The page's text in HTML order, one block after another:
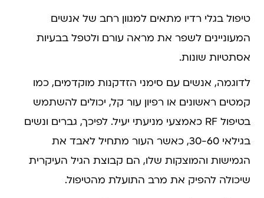
טיפול בגלי רדיו מתאים למגוון רחב של אנשים
המעוניינים לשפר את מראה עורם ולטפל בבעיות
אסתטיות שונות.
לדוגמה, אנשים עם סימני הזדקנות מוקדמים, כמו
קמטים ראשונים או רפיון עור קל, יכולים להשתמש
בטיפול RF כאמצעי מניעתי יעיל. לפיכך, גברים ונשים
בגילאי 30-60, כאשר העור מתחיל לאבד את
הגמישות והמוצקות שלו, הם קבוצת הגיל העיקרית
שיכולה להפיק את מרב התועלת מהטיפול.